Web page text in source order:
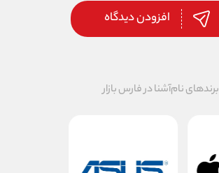
افزودن دیدگاه
برندهای نام‌آشنا در فارس بازار